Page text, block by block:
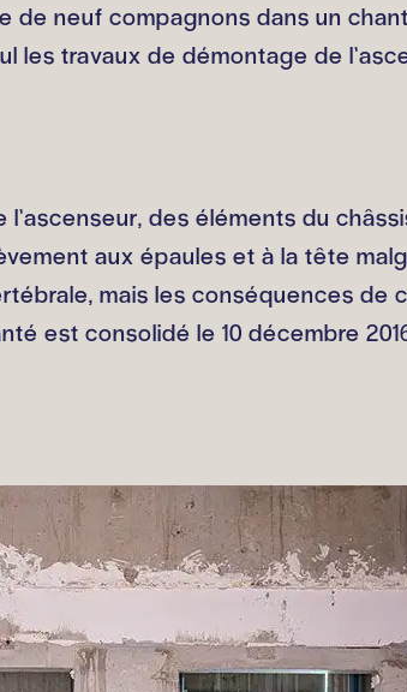
neuf compagnons dans un
les travaux de démontage de
l’ascenseur, des éléments du
aux épaules et à la tête
mais les conséquences
est consolidé le 10 décembre